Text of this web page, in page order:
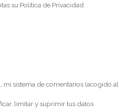
su Política de Privacidad
mi sistema de comentarios (acogido
limitar y suprimir tus datos